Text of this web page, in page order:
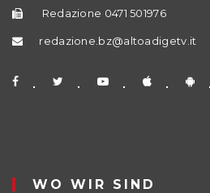
Redazione 0471 501976
redazione.bz@altoadigetv.it
WO WIR SIND